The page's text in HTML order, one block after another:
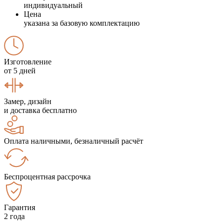
индивидуальный
Цена
указана за базовую комплектацию
Изготовление
от 5 дней
Замер, дизайн
и доставка бесплатно
Оплата наличными, безналичный расчёт
Беспроцентная рассрочка
Гарантия
2 года